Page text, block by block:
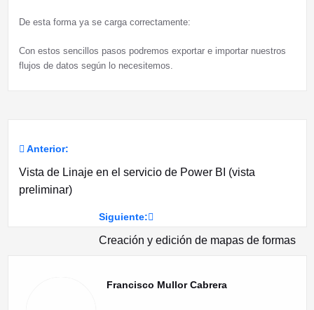
De esta forma ya se carga correctamente:
Con estos sencillos pasos podremos exportar e importar nuestros
flujos de datos según lo necesitemos.
Navegación
de
Anterior:
Vista de Linaje en el servicio de Power BI (vista
preliminar)
Siguiente:
Creación y edición de mapas de formas
Francisco Mullor Cabrera